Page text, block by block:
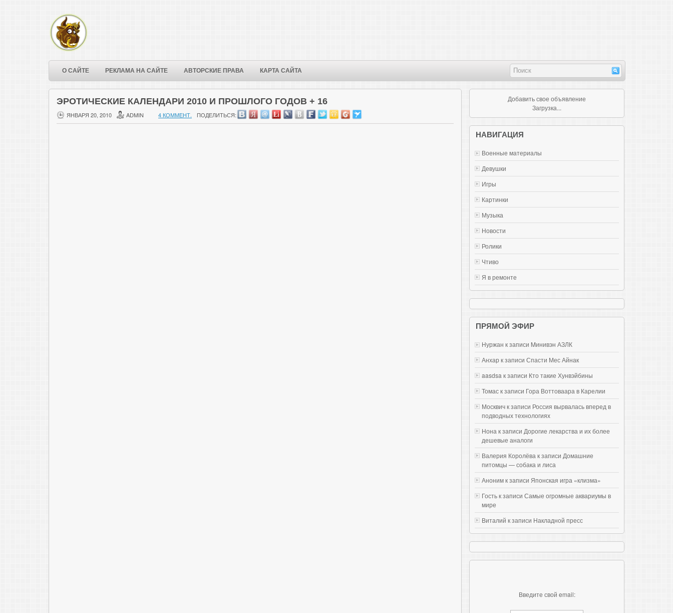
О САЙТЕ РЕКЛАМА НА САЙТЕ АВТОРСКИЕ ПРАВА КАРТА САЙТА
ЭРОТИЧЕСКИЕ КАЛЕНДАРИ 2010 И ПРОШЛОГО ГОДОВ + 16
ЯНВАРЯ 20, 2010 ADMIN 4 КОММЕНТ. ПОДЕЛИТЬСЯ:
Добавить свое объявление
Загрузка...
НАВИГАЦИЯ
Военные материалы
Девушки
Игры
Картинки
Музыка
Новости
Ролики
Чтиво
Я в ремонте
ПРЯМОЙ ЭФИР
Нуржан к записи Mинивэн АЗЛК
Анхар к записи Спасти Мес Айнак
aasdsa к записи Кто такие Хунвэйбины
Томас к записи Гора Воттоваара в Карелии
Москвич к записи Россия вырвалась вперед в
подводных технологиях
Нона к записи Дорогие лекарства и их более
дешевые аналоги
Валерия Королёва к записи Домашние
питомцы — собака и лиса
Аноним к записи Японская игра «клизма»
Гость к записи Самые огромные аквариумы в
мире
Виталий к записи Накладной пресс
Введите свой email: